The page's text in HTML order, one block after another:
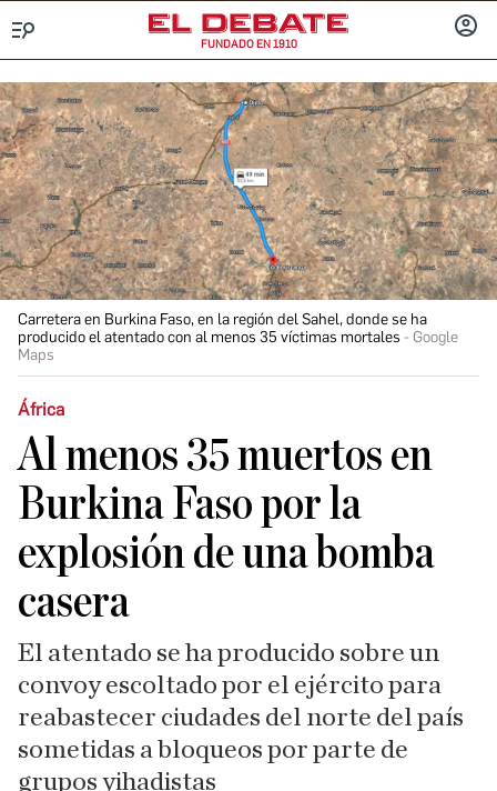
FUNDADO EN 1910
Carretera en Burkina Faso, en la región del Sahel, donde se ha
producido el atentado con al menos 35 víctimas mortales
Google
Maps
África
Al menos 35 muertos en
Burkina Faso por la
explosión de una bomba
casera
El atentado se ha producido sobre un
convoy escoltado por el ejército para
reabastecer ciudades del norte del país
sometidas a bloqueos por parte de
grupos yihadistas